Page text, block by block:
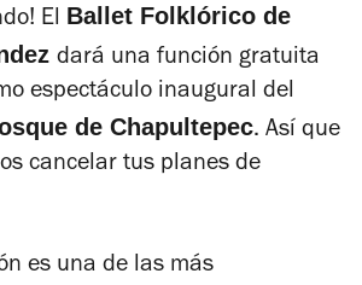
El Ballet Folklórico de
dará una función gratuita
espectáculo inaugural del
de Chapultepec. Así que
cancelar tus planes de
es una de las más